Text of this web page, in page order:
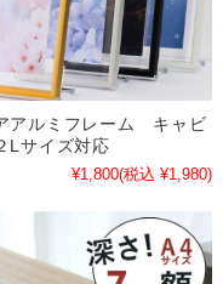
アルミフレーム キャビ
サイズ対応
¥1,800(税込 ¥1,980)